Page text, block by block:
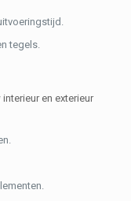
tegels.
en exterieur